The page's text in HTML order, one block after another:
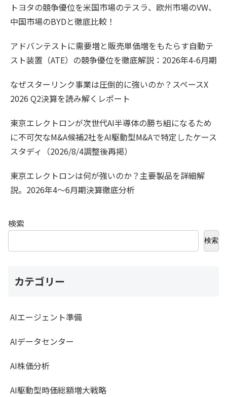
トヨタの競争優位を米国市場のテスラ、欧州市場のVW、
中国市場のBYDと徹底比較！
アドバンテストに需要増と販売単価増をもたらす自動テ
スト装置（ATE）の競争優位を徹底解説：2026年4-6月期
なぜスターリンク事業は圧倒的に強いのか？スペースX
2026 Q2決算を読み解くレポート
東京エレクトロンが次世代AI半導体の勝ち組になるため
に不可欠なM&A候補2社をAI駆動型M&Aで特定したケース
スタディ（2026/8/4調整後再掲）
東京エレクトロンは何が強いのか？主要製品を詳細解
説。2026年4〜6月期決算徹底分析
検索
検索
カテゴリー
AIエージェント準備
AIデータセンター
AI株価分析
AI駆動型時価総額増大戦略